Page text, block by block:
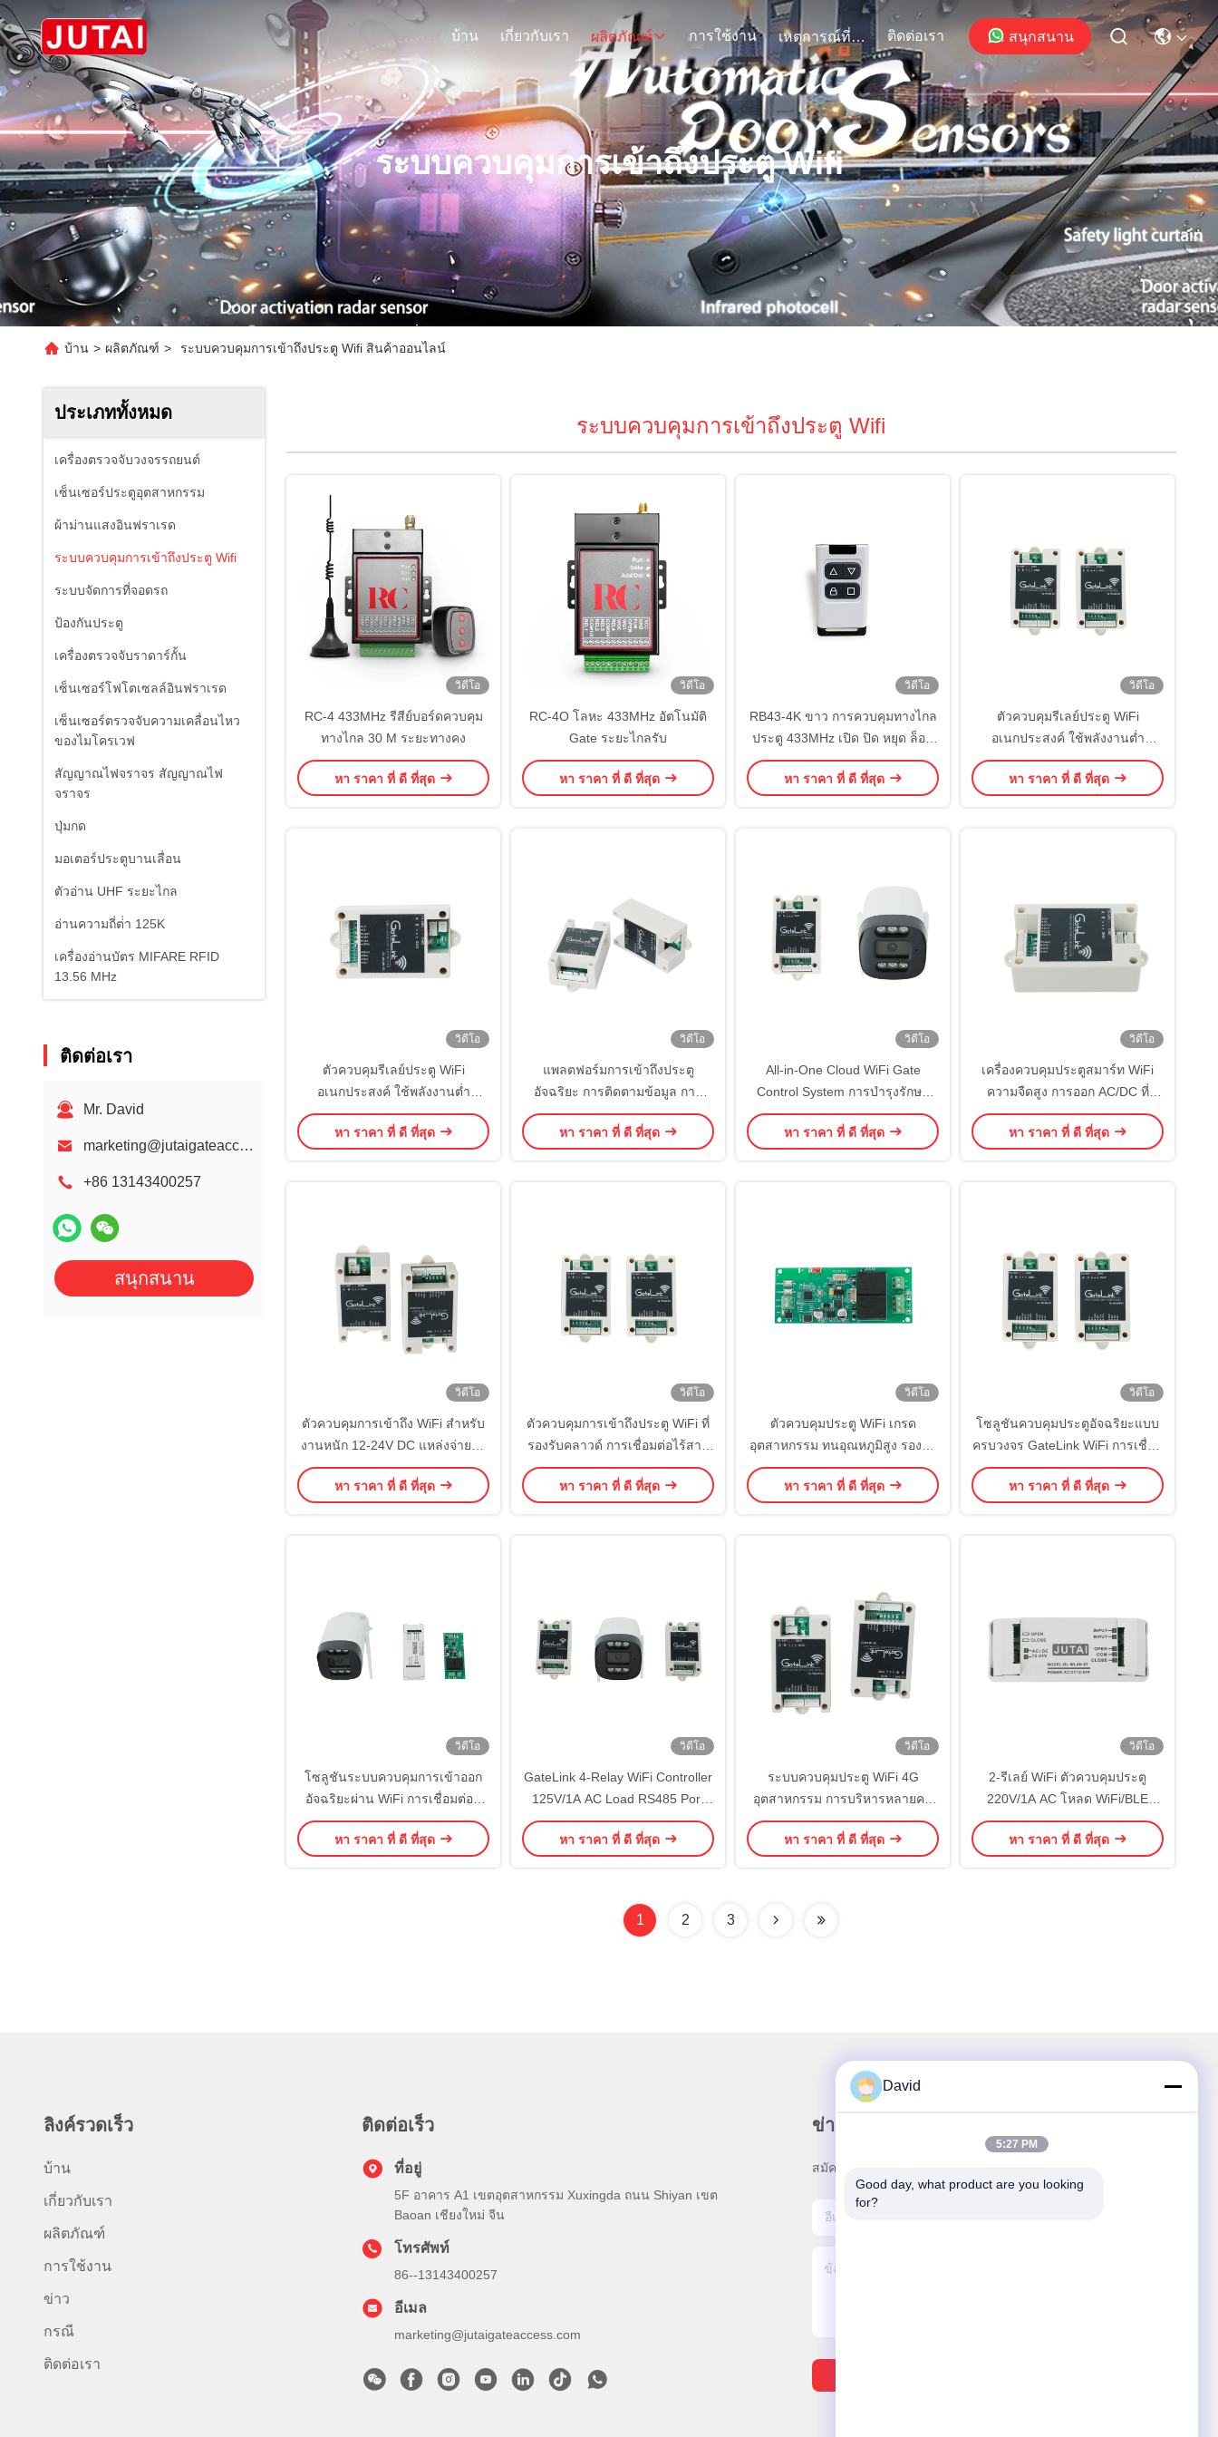
บ้าน เกี่ยวกับเรา ผลิตภัณฑ์ การใช้งาน เหตุการณ์ที่เกิดขึ้น ติดต่อเรา สนุกสนาน
ระบบควบคุมการเข้าถึงประตู Wifi
บ้าน > ผลิตภัณฑ์ > ระบบควบคุมการเข้าถึงประตู Wifi สินค้าออนไลน์
ประเภททั้งหมด
เครื่องตรวจจับวงจรรถยนต์
เซ็นเซอร์ประตูอุตสาหกรรม
ผ้าม่านแสงอินฟราเรด
ระบบควบคุมการเข้าถึงประตู Wifi
ระบบจัดการที่จอดรถ
ป้องกันประตู
เครื่องตรวจจับราดาร์กั้น
เซ็นเซอร์โฟโตเซลล์อินฟราเรด
เซ็นเซอร์ตรวจจับความเคลื่อนไหว
ของไมโครเวฟ
สัญญาณไฟจราจร สัญญาณไฟ
จราจร
ปุ่มกด
มอเตอร์ประตูบานเลื่อน
ตัวอ่าน UHF ระยะไกล
อ่านความถี่ต่ํา 125K
เครื่องอ่านบัตร MIFARE RFID
13.56 MHz
ติดต่อเรา
Mr. David
marketing@jutaigateaccess.com
+86 13143400257
สนุกสนาน
ระบบควบคุมการเข้าถึงประตู Wifi
วิดีโอ
RC-4 433MHz รีสีย์บอร์ดควบคุม
ทางไกล 30 M ระยะทางคง
หา ราคา ที่ ดี ที่สุด
วิดีโอ
RC-4O โลหะ 433MHz อัตโนมัติ
Gate ระยะไกลรับ
หา ราคา ที่ ดี ที่สุด
วิดีโอ
RB43-4K ขาว การควบคุมทางไกล
ประตู 433MHz เปิด ปิด หยุด ล็อค
30m
หา ราคา ที่ ดี ที่สุด
วิดีโอ
ตัวควบคุมรีเลย์ประตู WiFi
อเนกประสงค์ ใช้พลังงานต่ำ
ควบคุมอัจฉริยะไร้สาย กำหนดกฎ
การเข้าถึงเองสำหรับการจัดการ
หา ราคา ที่ ดี ที่สุด
วิดีโอ
ตัวควบคุมรีเลย์ประตู WiFi
อเนกประสงค์ ใช้พลังงานต่ำ
ควบคุมอัจฉริยะไร้สาย กำหนดกฎ
การเข้าถึงเองสำหรับการจัดการ
หา ราคา ที่ ดี ที่สุด
วิดีโอ
แพลตฟอร์มการเข้าถึงประตู
อัจฉริยะ การติดตามข้อมูล การ
บันทึกการเข้าถึง บริการเสริม
สำหรับการดำเนินงาน
หา ราคา ที่ ดี ที่สุด
วิดีโอ
All-in-One Cloud WiFi Gate
Control System การบํารุงรักษา
ทางไกล OTA อัพเดท การออกแบบ
การบํารุงรักษาที่ต่ํา การบริหารจัด
หา ราคา ที่ ดี ที่สุด
วิดีโอ
เครื่องควบคุมประตูสมาร์ท WiFi
ความจืดสูง การออก AC/DC ที่
มั่นคง โครงสร้างป้องกันการขัด
ขวางอุตสาหกรรม การติดตามทาง
หา ราคา ที่ ดี ที่สุด
วิดีโอ
ตัวควบคุมการเข้าถึง WiFi สำหรับ
งานหนัก 12-24V DC แหล่งจ่ายไฟ
สากล เอาต์พุตรีเลย์แยก การ
ออกแบบป้องกันการรบกวนสำหรับ
หา ราคา ที่ ดี ที่สุด
วิดีโอ
ตัวควบคุมการเข้าถึงประตู WiFi ที่
รองรับคลาวด์ การเชื่อมต่อไร้สาย
แบบเข้ารหัส การจัดการแบ็กเอนด์
แบบรวมศูนย์ การอนุญาตผู้ใช้
หา ราคา ที่ ดี ที่สุด
วิดีโอ
ตัวควบคุมประตู WiFi เกรด
อุตสาหกรรม ทนอุณหภูมิสูง รองรับ
การขยาย RS485 เอาต์พุตรีเลย์
อิสระ อัปเดตเฟิร์มแวร์ผ่าน OTA
หา ราคา ที่ ดี ที่สุด
วิดีโอ
โซลูชันควบคุมประตูอัจฉริยะแบบ
ครบวงจร GateLink WiFi การเชื่อม
ต่อ 3 ระบบ 4G/WiFi/BLE บริการ
เสริมโฆษณาบนคลาวด์สำหรับ
หา ราคา ที่ ดี ที่สุด
วิดีโอ
โซลูชันระบบควบคุมการเข้าออก
อัจฉริยะผ่าน WiFi การเชื่อมต่อที่
เข้ารหัส สถานะประตูแบบเรียลไทม์
บันทึกการเข้าออก ลำดับชั้นสิทธิ์
หา ราคา ที่ ดี ที่สุด
วิดีโอ
GateLink 4-Relay WiFi Controller
125V/1A AC Load RS485 Port
Independent Relay Output อัพเดท
OTA สําหรับระบบ Industrial Gate
หา ราคา ที่ ดี ที่สุด
วิดีโอ
ระบบควบคุมประตู WiFi 4G
อุตสาหกรรม การบริหารหลายคน
อัตโนมัติพลังงานเปิด / ปิดเซ็นเซอร์
เปิด / ปิด
หา ราคา ที่ ดี ที่สุด
วิดีโอ
2-รีเลย์ WiFi ตัวควบคุมประตู
220V/1A AC โหลด WiFi/BLE
ควบคุมระยะไกล ระบบเตือนภัย
โหมดฉาก สวิตช์สำหรับควบคุมการ
หา ราคา ที่ ดี ที่สุด
1 2 3
ลิงค์รวดเร็ว
บ้าน
เกี่ยวกับเรา
ผลิตภัณฑ์
การใช้งาน
ข่าว
กรณี
ติดต่อเรา
ติดต่อเร็ว
ที่อยู่
5F อาคาร A1 เขตอุตสาหกรรม Xuxingda ถนน Shiyan เขต
Baoan เชียงใหม่ จีน
โทรศัพท์
86--13143400257
อีเมล
marketing@jutaigateaccess.com
ข่าวสารของเรา
สมัครสมาชิกข่าวสารของเรา เพื่อรับส่วนลดและอื่นๆ
David
5:27 PM
Good day, what product are you looking
for?